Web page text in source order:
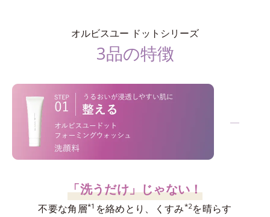
オルビスユー ドットシリーズ
3品の特徴
−
「洗うだけ」じゃない！
不要な角層*1 を絡めとり、くすみ*2 を晴らす